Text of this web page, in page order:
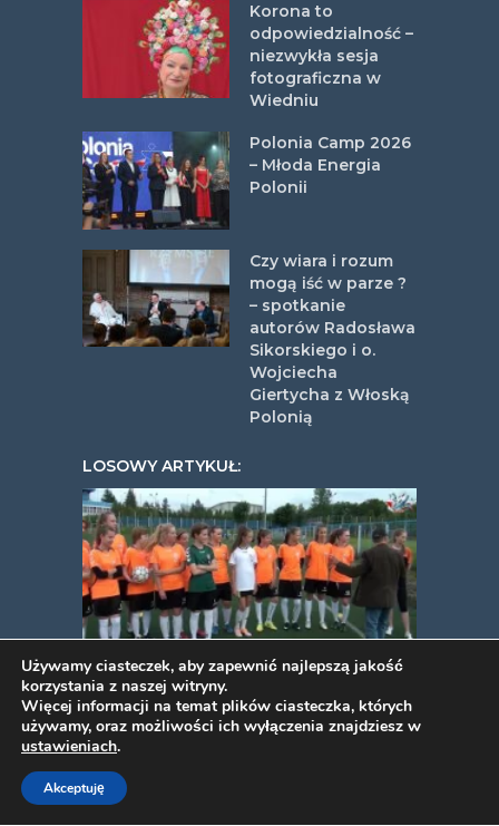
Korona to
odpowiedzialność –
niezwykła sesja
fotograficzna w
Wiedniu
Polonia Camp 2026
– Młoda Energia
Polonii
Czy wiara i rozum
mogą iść w parze ?
– spotkanie
autorów Radosława
Sikorskiego i o.
Wojciecha
Giertycha z Włoską
Polonią
LOSOWY ARTYKUŁ:
Krolewscy Plock
TWORZENIE STRON INTERNETOWYCH
Używamy ciasteczek, aby zapewnić najlepszą jakość
korzystania z naszej witryny.
Więcej informacji na temat plików ciasteczka, których
używamy, oraz możliwości ich wyłączenia znajdziesz w
ustawieniach.
Akceptuję